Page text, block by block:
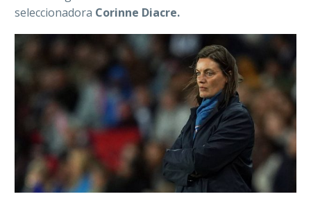
seleccionadora Corinne Diacre.